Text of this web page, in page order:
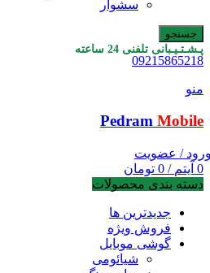
سشوار
جستجو
پـشـتـیـبانی تلفنی 24 ساعته
09215865218
منو
Pedram Mobile
/ عضویت
0 آیتم /
0 تومان
دسته بندی محصولات
جدیدترین ها
فروش ویژه
گوشی موبایل
شیائومی